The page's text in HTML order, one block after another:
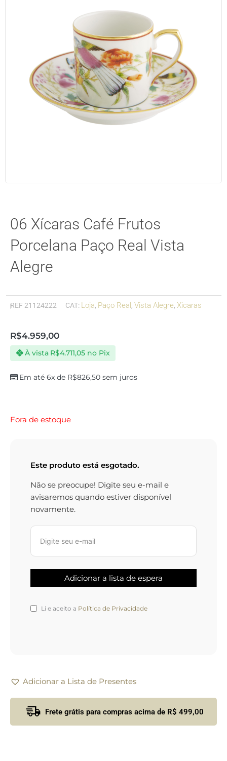
06 Xícaras Café Frutos
Porcelana Paço Real Vista
Alegre
REF 21124222 CAT: Loja, Paço Real , Vista Alegre, Xicaras
R$4.959,00
Em até 6x de R$826,50 sem juros
À vista R$4.711,05 no Pix
Fora de estoque
Este produto está esgotado.
Não se preocupe! Digite seu e-mail e
avisaremos quando estiver disponível
novamente.
Li e aceito a Política de Privacidade
Adicionar a Lista de Presentes
Frete grátis para compras acima de R$ 499,00